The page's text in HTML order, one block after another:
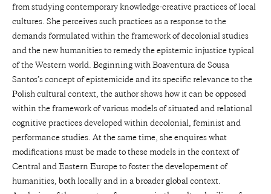
from studying contemporary knowledge-creative practices of local
cultures. She perceives such practices as a response to the
demands formulated within the framework of decolonial studies
and the new humanities to remedy the epistemic injustice typical
of the Western world. Beginning with Boaventura de Sousa
Santos’s concept of epistemicide and its specific relevance to the
Polish cultural context, the author shows how it can be opposed
within the framework of various models of situated and relational
cognitive practices developed within decolonial, feminist and
performance studies. At the same time, she enquires what
modifications must be made to these models in the context of
Central and Eastern Europe to foster the developement of
humanities, both locally and in a broader global context.